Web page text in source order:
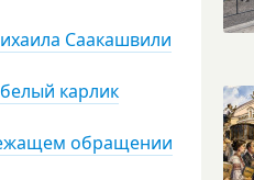
Саакашвили
карлик
обращении